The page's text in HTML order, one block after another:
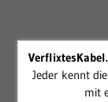
Jeder kennt
mit